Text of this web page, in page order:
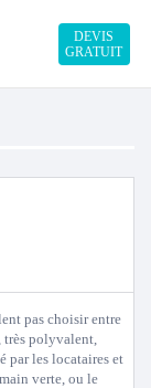
DEVIS
GRATUIT
pas choisir entre
très polyvalent,
par les locataires et
verte, ou le